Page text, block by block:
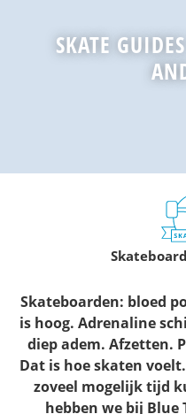
SKATE
Skateboarden: bloed
is hoog. Adrenaline
diep adem. Afzetten.
Dat is hoe skaten
zoveel mogelijk tijd
hebben we bij